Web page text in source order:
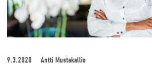
9.3.2020 Antti Mustakallio